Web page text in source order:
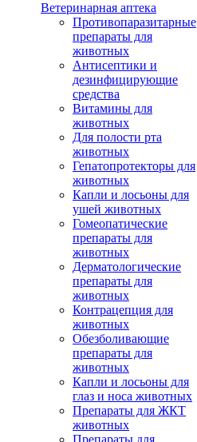
Ветеринарная аптека
Противопаразитарные
препараты для
животных
Антисептики и
дезинфицирующие
средства
Витамины для
животных
Для полости рта
животных
Гепатопротекторы для
животных
Капли и лосьоны для
ушей животных
Гомеопатические
препараты для
животных
Дерматологические
препараты для
животных
Контрацепция для
животных
Обезболивающие
препараты для
животных
Капли и лосьоны для
глаз и носа животных
Препараты для ЖКТ
животных
Препараты для